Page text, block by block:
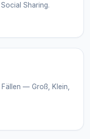
Sharing.
— Groß, Klein,